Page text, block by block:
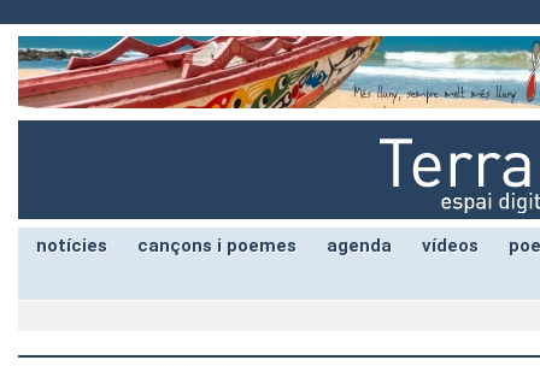
notícies cançons i poemes agenda vídeos